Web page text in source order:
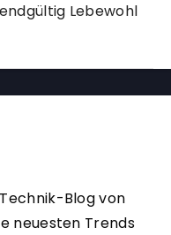
Lebewohl
Blog von
neuesten Trends